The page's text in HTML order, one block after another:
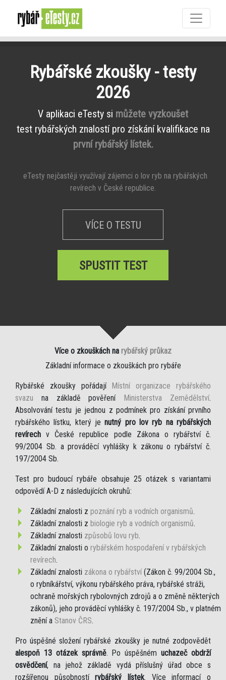
Rybářské zkoušky - testy
2026
V aplikaci eTesty si můžete vyzkoušet
test rybářských znalostí pro získání kvalifikace na
první rybářský lístek.
eTesty nejčastěji využívají zájemci o lov ryb na rybářských
revírech v České republice.
VÍCE O TESTU
SPUSTIT TEST
Více o zkouškách na rybářský průkaz
Základní informace o zkouškách pro rybáře
Rybářské zkoušky pořádají Místní organizace rybářského
svazu na základě pověření Ministerstva Zemědělství.
Absolvování testu je jednou z podmínek pro získání prvního
rybářského lístku, který jenutný pro lov ryb na rybářských
revírech v České republice podle Zákona o rybářství č.
99/2004 Sb. a prováděcí vyhlášky k zákonu o rybářství č.
197/2004 Sb.
Test pro budoucí rybáře obsahuje 25 otázek s variantami
odpovědí A-D z následujících okruhů:
Základní znalosti z poznání ryb a vodních organismů.
Základní znalosti z biologie ryb a vodních organismů.
Základní znalosti způsobů lovu ryb.
Základní znalosti o rybářském hospodaření v rybářských
revírech.
Základní znalosti zákona o rybářství(Zákon č. 99/2004 Sb.,
o rybníkářství, výkonu rybářského práva, rybářské stráži,
ochraně mořských rybolovných zdrojů a o změně některých
zákonů), jeho prováděcí vyhlášky č. 197/2004 Sb., v platném
znění a Stanov ČRS.
Pro úspěšné složení rybářské zkoušky je nutné zodpovědět
alespoň 13 otázek správně. Po úspěšnémuchazeč obdrží
osvědčení, na jehož základě vydá příslušný úřad obce s
rozšířenou působnostírybářský lístek. Více informací o